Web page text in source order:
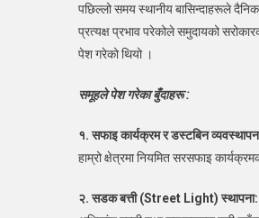
पछिल्लो समय स्थानीय बासिन्दाहरूले
प्रत्यक्ष प्रभाव परेकोले समुदायको
पेश गरेको थियो ।
समूहले पेश गरेका बुँदाहरू :
१. सफाइ कार्यक्रम र डस्टबिन
हाम्रो क्षेत्रमा नियमित सरसफाइ
२. सडक बत्ती (Street Light) स्थापना: